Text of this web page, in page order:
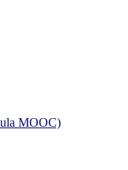
MOOC)